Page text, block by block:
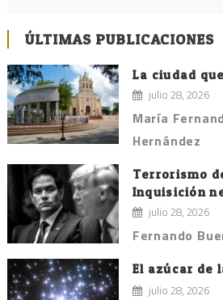
ÚLTIMAS PUBLICACIONES
La ciudad
julio 28, 2026
María
Hernández
Terrorismo
Inquisición
julio 28, 2026
Fernando
El azúcar de
julio 28, 2026